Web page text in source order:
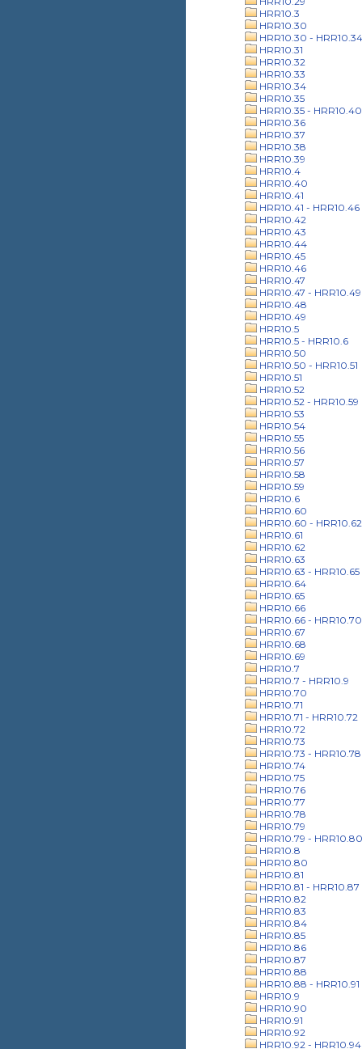
HRR10.3
HRR10.30
HRR10.30 - HRR10.34
HRR10.31
HRR10.32
HRR10.33
HRR10.34
HRR10.35
HRR10.35 - HRR10.40
HRR10.36
HRR10.37
HRR10.38
HRR10.39
HRR10.4
HRR10.40
HRR10.41
HRR10.41 - HRR10.46
HRR10.42
HRR10.43
HRR10.44
HRR10.45
HRR10.46
HRR10.47
HRR10.47 - HRR10.49
HRR10.48
HRR10.49
HRR10.5
HRR10.5 - HRR10.6
HRR10.50
HRR10.50 - HRR10.51
HRR10.51
HRR10.52
HRR10.52 - HRR10.59
HRR10.53
HRR10.54
HRR10.55
HRR10.56
HRR10.57
HRR10.58
HRR10.59
HRR10.6
HRR10.60
HRR10.60 - HRR10.62
HRR10.61
HRR10.62
HRR10.63
HRR10.63 - HRR10.65
HRR10.64
HRR10.65
HRR10.66
HRR10.66 - HRR10.70
HRR10.67
HRR10.68
HRR10.69
HRR10.7
HRR10.7 - HRR10.9
HRR10.70
HRR10.71
HRR10.71 - HRR10.72
HRR10.72
HRR10.73
HRR10.73 - HRR10.78
HRR10.74
HRR10.75
HRR10.76
HRR10.77
HRR10.78
HRR10.79
HRR10.79 - HRR10.80
HRR10.8
HRR10.80
HRR10.81
HRR10.81 - HRR10.87
HRR10.82
HRR10.83
HRR10.84
HRR10.85
HRR10.86
HRR10.87
HRR10.88
HRR10.88 - HRR10.91
HRR10.9
HRR10.90
HRR10.91
HRR10.92
HRR10.92 - HRR10.94